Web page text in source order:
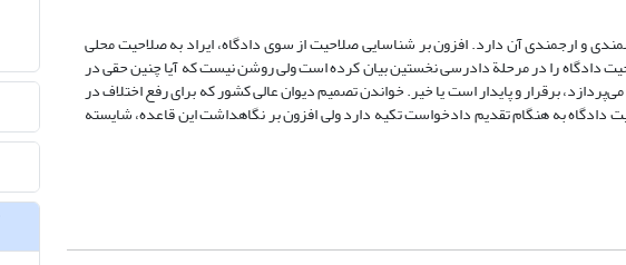
و ارجمندی آن دارد. افزون بر شناسایی صلاحیت از سوی دادگاه، ایراد به صلاحیت محلی
دادگاه را در مرحلة دادرسی نخستین بیان کرده است ولی روشن نیست که آیا چنین حقی در
برقرار و پایدار است یا خیر. خواندن تصمیم دیوان عالی کشور که برای رفع اختلاف در
به هنگام تقدیم دادخواست تکیه دارد ولی افزون بر نگاهداشت این قاعده، شایسته